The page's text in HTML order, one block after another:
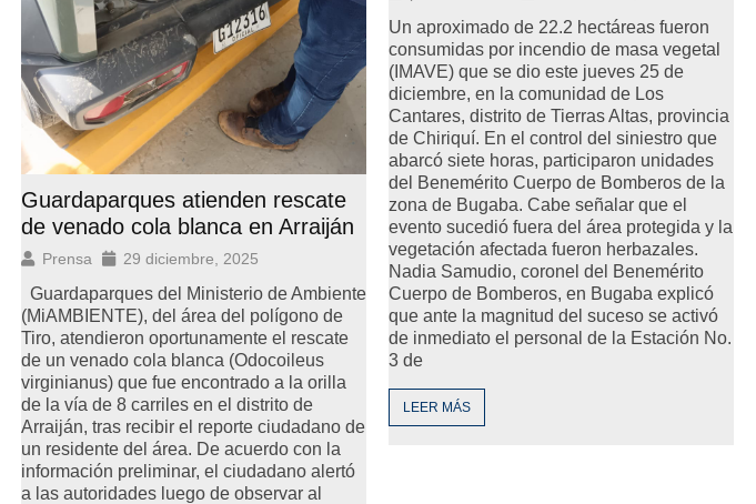
Guardaparques atienden rescate
de venado cola blanca en Arraiján
Prensa 29 diciembre, 2025
Guardaparques del Ministerio de Ambiente
(MiAMBIENTE), del área del polígono de
Tiro, atendieron oportunamente el rescate
de un venado cola blanca (Odocoileus
virginianus) que fue encontrado a la orilla
de la vía de 8 carriles en el distrito de
Arraiján, tras recibir el reporte ciudadano de
un residente del área. De acuerdo con la
información preliminar, el ciudadano alertó
a las autoridades luego de observar al
Un aproximado de 22.2 hectáreas fueron
consumidas por incendio de masa vegetal
(IMAVE) que se dio este jueves 25 de
diciembre, en la comunidad de Los
Cantares, distrito de Tierras Altas, provincia
de Chiriquí. En el control del siniestro que
abarcó siete horas, participaron unidades
del Benemérito Cuerpo de Bomberos de la
zona de Bugaba. Cabe señalar que el
evento sucedió fuera del área protegida y la
vegetación afectada fueron herbazales.
Nadia Samudio, coronel del Benemérito
Cuerpo de Bomberos, en Bugaba explicó
que ante la magnitud del suceso se activó
de inmediato el personal de la Estación No.
3 de
LEER MÁS